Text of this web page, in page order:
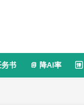
书  降AI率 